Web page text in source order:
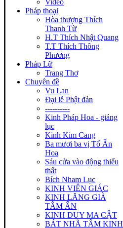
Video
Pháp thoại
Hòa thượng Thích
Thanh Từ
H.T Thích Nhật Quang
T.T Thích Thông
Phương
Pháp Lữ
Trang Thơ
Chuyên đề
Vu Lan
Đại lễ Phật đản
----------
Kinh Pháp Hoa - giảng
lục
Kinh Kim Cang
Ba mươi ba vị Tổ Ấn
Hoa
Sáu cửa vào động thiếu
thất
Bích Nham Lục
KINH VIÊN GIÁC
KINH LĂNG GIÀ
TÂM ẤN
KINH DUY MA CẬT
BÁT NHÃ TÂM KINH